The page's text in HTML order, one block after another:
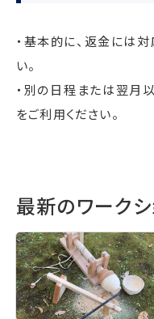
・基本的に、返金には
い。
・別の日程または翌月
をご利用ください。
最新のワークシ